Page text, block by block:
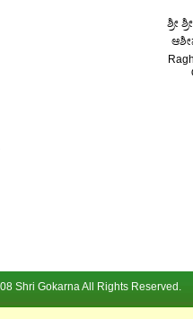
ಶ್ರೀ
Shri Gokarna All Rights